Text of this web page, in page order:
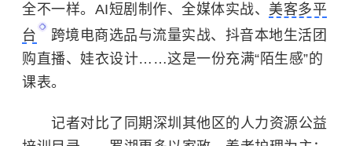
全不一样。AI短剧制作、全媒体实战、 美客多平
台
跨境电商选品与流量实战、抖音本地生活团
购直播、娃衣设计……这是一份充满“陌生感”的
课表。
记者对比了同期深圳其他区的人力资源公益